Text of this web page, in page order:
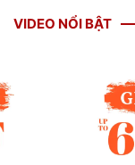
VIDEO NỔI BẬT